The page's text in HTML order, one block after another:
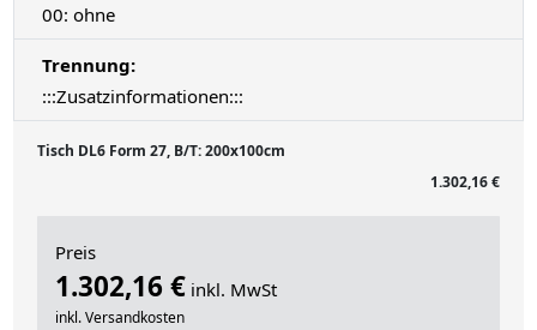
00: ohne
Trennung:
:::Zusatzinformationen:::
Tisch DL6 Form 27, B/T: 200x100cm
1.302,16 €
Preis
1.302,16 € inkl. MwSt
inkl. Versandkosten